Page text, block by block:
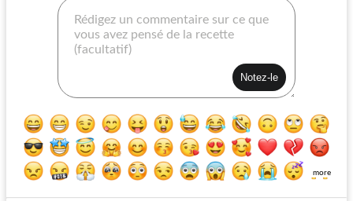
steaks grillés à la moutarde entrecôte au sésame
more